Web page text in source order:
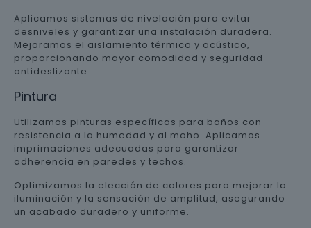
Aplicamos sistemas de nivelación para evitar
desniveles y garantizar una instalación duradera.
Mejoramos el aislamiento térmico y acústico,
proporcionando mayor comodidad y seguridad
antideslizante.
Pintura
Utilizamos pinturas específicas para baños con
resistencia a la humedad y al moho. Aplicamos
imprimaciones adecuadas para garantizar
adherencia en paredes y techos.
Optimizamos la elección de colores para mejorar la
iluminación y la sensación de amplitud, asegurando
un acabado duradero y uniforme.